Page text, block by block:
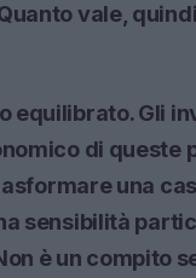
vale,
equilibrato. Gli
di queste
una
sensibilità
è un compito